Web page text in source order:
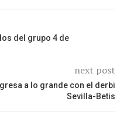
del grupo 4 de
next post
a lo grande con el derbi
Sevilla-Betis